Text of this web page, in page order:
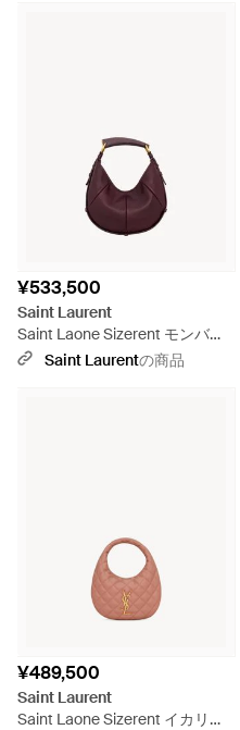
¥533,500
Saint Laurent
Saint Laone Sizerent モンバサ
スモール（レザー） - ピンク
Saint Laurentの商品
¥489,500
Saint Laurent
Saint Laone Sizerent イカリー